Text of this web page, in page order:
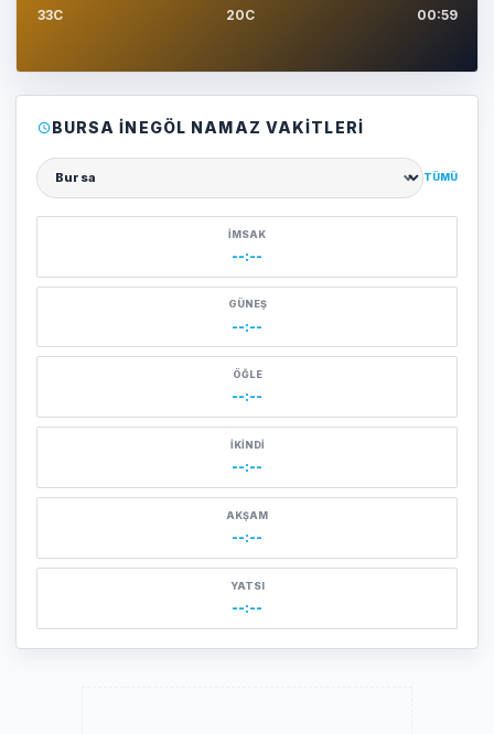
33C 20C 00:59
BURSA İNEGÖL NAMAZ VAKITLERI
Şehir seçin
TÜMÜ
İMSAK
--:--
GÜNEŞ
--:--
ÖĞLE
--:--
İKINDI
--:--
AKŞAM
--:--
YATSI
--:--